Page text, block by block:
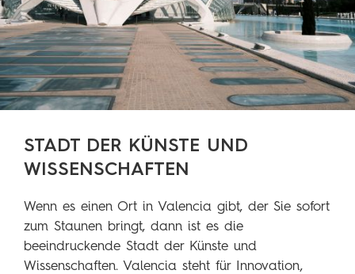
STADT DER KÜNSTE UND
WISSENSCHAFTEN
Wenn es einen Ort in Valencia gibt, der Sie sofort
zum Staunen bringt, dann ist es die
beeindruckende Stadt der Künste und
Wissenschaften. Valencia steht für Innovation,